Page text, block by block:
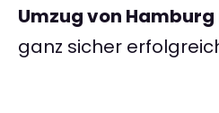
Umzug von Hamburg
ganz sicher